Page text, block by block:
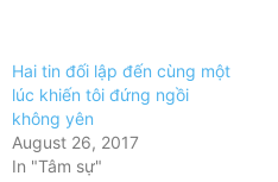
Hai tin đối lập đến cùng một
lúc khiến tôi đứng ngồi
không yên
August 26, 2017
In "Tâm sự"